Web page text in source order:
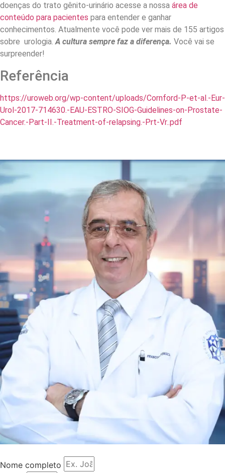
doenças do trato gênito-urinário acesse a nossa área de
conteúdo para pacientes para entender e ganhar
conhecimentos. Atualmente você pode ver mais de 155 artigos
sobre urologia.A cultura sempre faz a diferença. Você vai se
surpreender!
Referência
https://uroweb.org/wp-content/uploads/Cornford-P-et-al.-Eur-
Urol-2017-714630.-EAU-ESTRO-SIOG-Guidelines-on-Prostate-
Cancer.-Part-II.-Treatment-of-relapsing.-Prt-Vr..pdf
Nome completo